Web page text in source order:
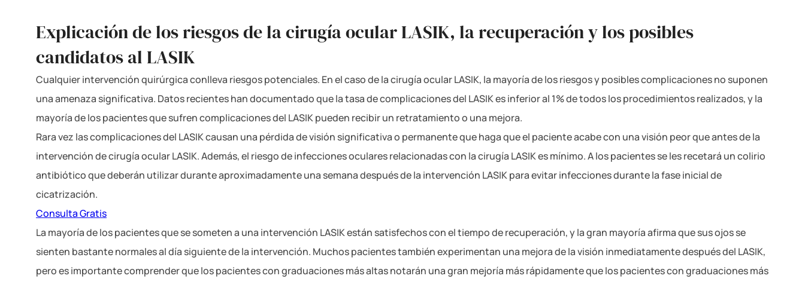
Explicación delos riesgos de la cirugía ocular LASIK, la recuperación ylos posibles
candidatos al LASIK
Cualquier intervención quirúrgica conlleva riesgos potenciales. En el caso de la cirugía ocular LASIK, la mayoría de los riesgos y posibles complicaciones no suponen
una amenaza significativa. Datos recientes han documentado que la tasa de complicaciones del LASIK es inferior al 1% de todos los procedimientos realizados, y la
mayoría de los pacientes que sufren complicaciones del LASIK pueden recibir un retratamiento o una mejora.
Rara vez las complicaciones del LASIK causan una pérdida de visión significativa o permanente que haga que el paciente acabe con una visión peor que antes de la
intervención de cirugía ocular LASIK. Además, el riesgo de infecciones oculares relacionadas con la cirugía LASIK es mínimo. A los pacientes se les recetará un colirio
antibiótico que deberán utilizar durante aproximadamente una semana después de la intervención LASIK para evitar infecciones durante la fase inicial de
cicatrización.
Consulta Gratis
La mayoría de los pacientes que se someten a una intervención LASIK están satisfechos con el tiempo de recuperación, y la gran mayoría afirma que sus ojos se
sienten bastante normales al día siguiente de la intervención. Muchos pacientes también experimentan una mejora de la visión inmediatamente después del LASIK,
pero es importante comprender que los pacientes con graduaciones más altas notarán una gran mejoría más rápidamente que los pacientes con graduaciones más